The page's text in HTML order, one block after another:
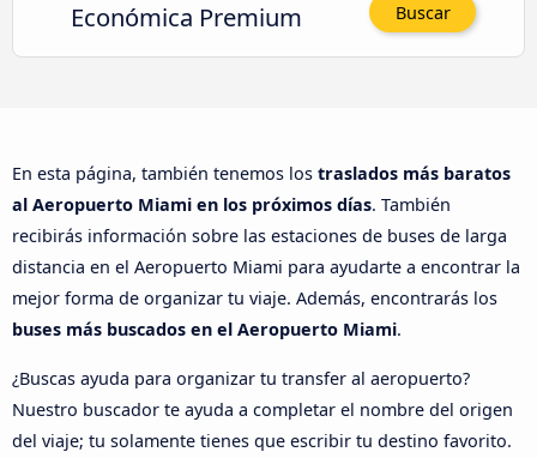
Económica Premium Buscar
En esta página, también tenemos los traslados más baratos
al Aeropuerto Miami en los próximos días. También
recibirás información sobre las estaciones de buses de larga
distancia en el Aeropuerto Miami para ayudarte a encontrar la
mejor forma de organizar tu viaje. Además, encontrarás los
buses más buscados en el Aeropuerto Miami.
¿Buscas ayuda para organizar tu transfer al aeropuerto?
Nuestro buscador te ayuda a completar el nombre del origen
del viaje; tu solamente tienes que escribir tu destino favorito.